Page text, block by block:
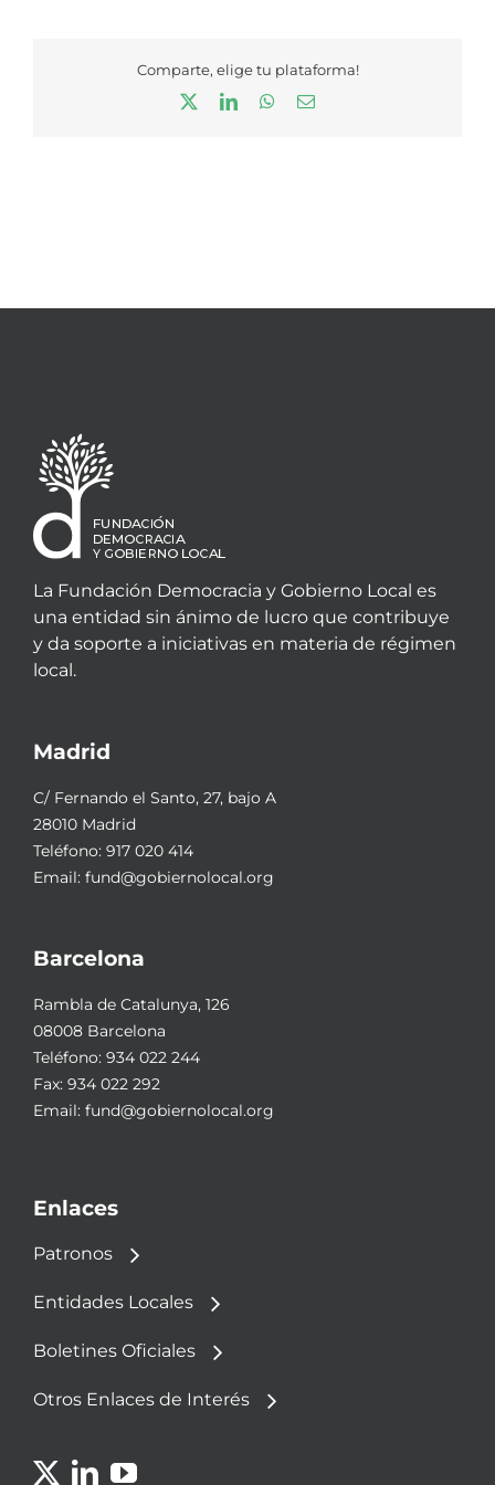
Comparte, elige tu plataforma!
LinkedInWhatsApp
Correo
La Fundación Democracia y Gobierno Local es
una entidad sin ánimo de lucro que contribuye
y da soporte a iniciativas en materia de régimen
local.
Madrid
C/ Fernando el Santo, 27, bajo A
28010 Madrid
Teléfono: 917 020 414
Email: fund@gobiernolocal.org
Barcelona
Rambla de Catalunya, 126
08008 Barcelona
Teléfono: 934 022 244
Fax: 934 022 292
Email: fund@gobiernolocal.org
Enlaces
Patronos
Entidades Locales
Boletines Oficiales
Otros Enlaces de Interés